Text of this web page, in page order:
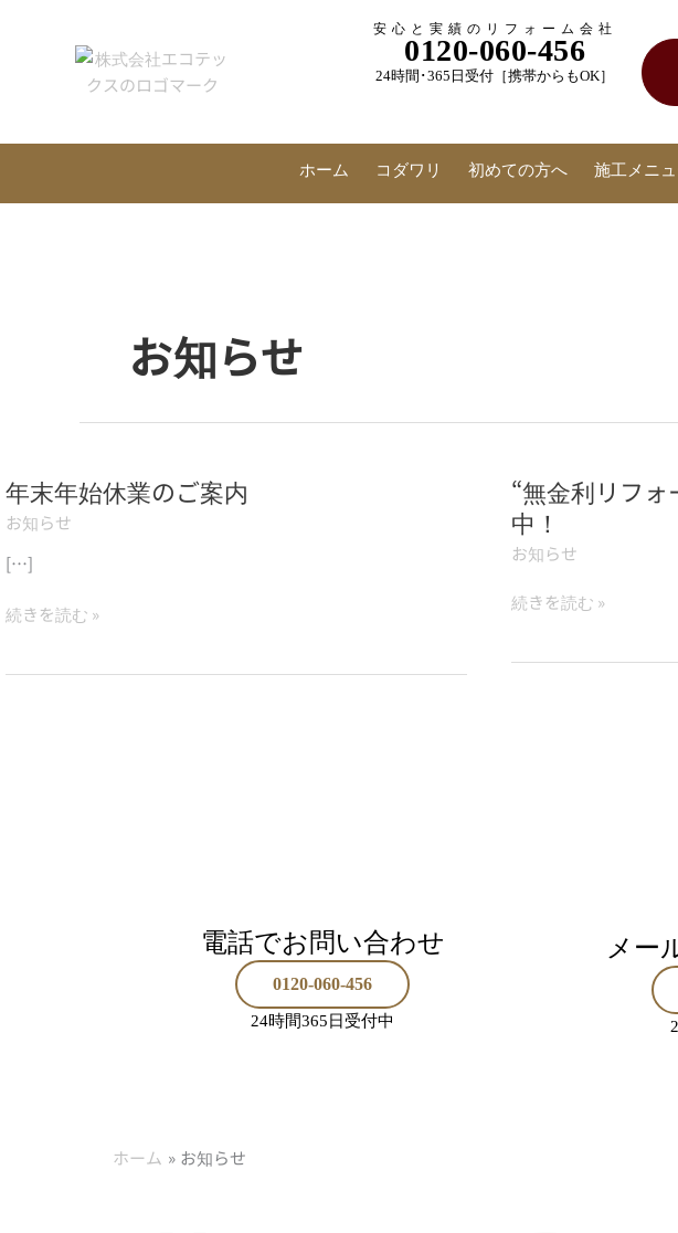
ッ
安心と実績のリフォーム会社
0120-060-456
24時間･365日受付［携帯からもOK］
ホーム コダワリ 初めての方へ 施工メニ
お知らせ
年末年始休業のご案内
お知らせ
[…]
年
始
業
ご
内
続きを読む »
“無金利リフォ
中！
お知らせ
利
リ
フ
ォ
ー
続きを読む »
電話でお問い合わせ
0120-060-456
24時間365日受付中
メー
ホーム お知らせ